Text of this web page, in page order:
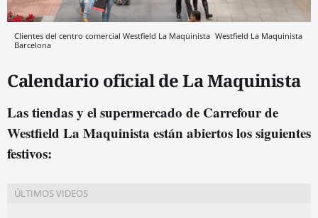
Clientes del centro comercial Westfield La Maquinista Westfield La Maquinista
Barcelona
Calendario oficial de La Maquinista
Las tiendas y el supermercado de Carrefour de
Westfield La Maquinista están abiertos los siguientes
festivos: